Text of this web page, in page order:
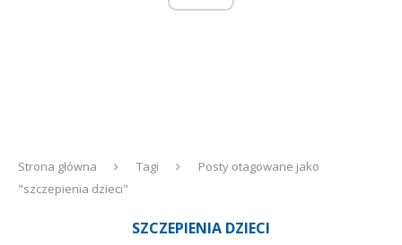
Strona główna Tagi
Posty otagowane jako
"szczepienia dzieci"
SZCZEPIENIA DZIECI